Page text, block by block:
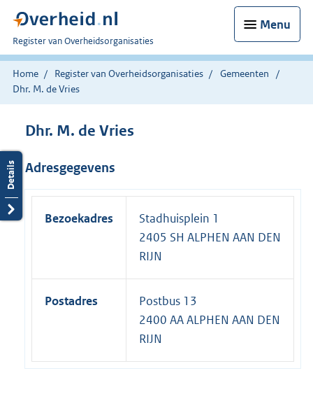
Menu
U
bent
nu
hier:
Register van Overheidsorganisaties
Home Register van Overheidsorganisaties
Gemeenten
Dhr. M. de Vries
Dhr. M. de Vries
Adresgegevens
Bezoekadres
Stadhuisplein 1
2405 SH ALPHEN AAN DEN
RIJN
Postadres
Postbus 13
2400 AA ALPHEN AAN DEN
RIJN